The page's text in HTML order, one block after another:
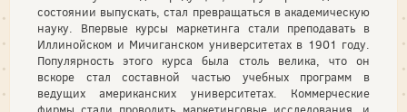
состоянии выпускать, стал превращаться в академическую
науку. Впервые курсы маркетинга стали преподавать в
Иллинойском и Мичиганском университетах в 1901 году.
Популярность этого курса была столь велика, что он
вскоре стал составной частью учебных программ в
ведущих американских университетах. Коммерческие